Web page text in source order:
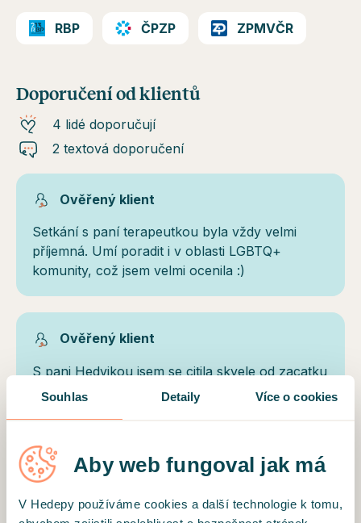
Souhlas Detaily Více o cookies
Aby web fungoval jak má
V Hedepy používáme cookies a další technologie k tomu,
RBP ČPZP ZPMVČR
Doporučení od klientů
4 lidé doporučují
2 textová doporučení
Ověřený klient
Setkání s paní terapeutkou byla vždy velmi
příjemná. Umí poradit i v oblasti LGBTQ+
komunity, což jsem velmi ocenila :)
Ověřený klient
S pani Hedvikou jsem se citila skvele od zacatku
a opravdu se ji podarilo mi dokazat, ze nalezeni
Motto